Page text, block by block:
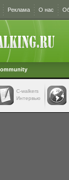
Реклама О нас
C-walkers
Интервью